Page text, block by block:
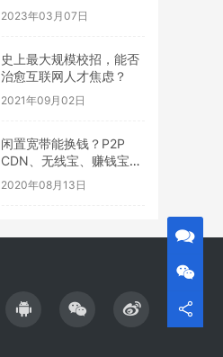
2023年03月07日
史上最大规模校招，能否
治愈互联网人才焦虑？
2021年09月02日
闲置宽带能换钱？P2P
CDN、无线宝、赚钱宝到
底靠不靠谱
2020年08月13日